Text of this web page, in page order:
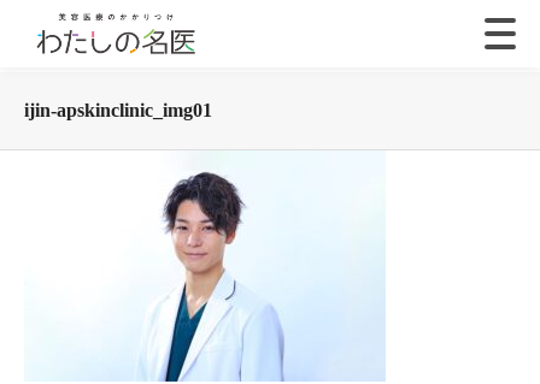
ijin-apskinclinic_img01